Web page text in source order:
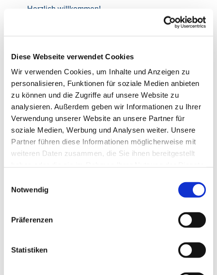
Diese Webseite verwendet Cookies
Wir verwenden Cookies, um Inhalte und Anzeigen zu
personalisieren, Funktionen für soziale Medien anbieten
zu können und die Zugriffe auf unsere Website zu
analysieren. Außerdem geben wir Informationen zu Ihrer
Verwendung unserer Website an unsere Partner für
soziale Medien, Werbung und Analysen weiter. Unsere
Partner führen diese Informationen möglicherweise mit
weiteren Daten zusammen, die Sie ihnen bereitgestellt
Notwendig
Präferenzen
Statistiken
Herzlich willkommen!
Haben Sie Rückfragen oder Anmerkungen? -
gerd.wittka@bistum-essen.de oder 0170 245